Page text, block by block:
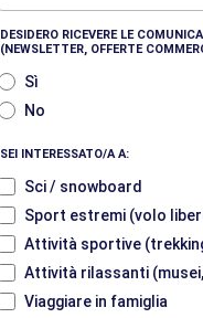
DESIDERO RICEVERE LE
(NEWSLETTER, OFFERTE
Sì
No
SEI INTERESSATO/A A:
Sci / snowboard
Sport estremi (volo
Attività sportive
Attività rilassanti
Viaggiare in famiglia